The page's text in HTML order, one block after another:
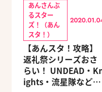
あんさんぶ
るスター
ズ！（あん
スタ！）
【あんスタ！攻略】
返礼祭シリーズおさ
らい！ UNDEAD・
ights・流星隊など、